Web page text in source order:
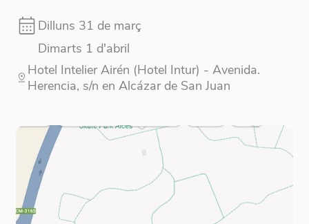
Dilluns 31 de març
Dimarts 1 d'abril
Hotel Intelier Airén (Hotel Intur) - Avenida.
Herencia, s/n en Alcázar de San Juan